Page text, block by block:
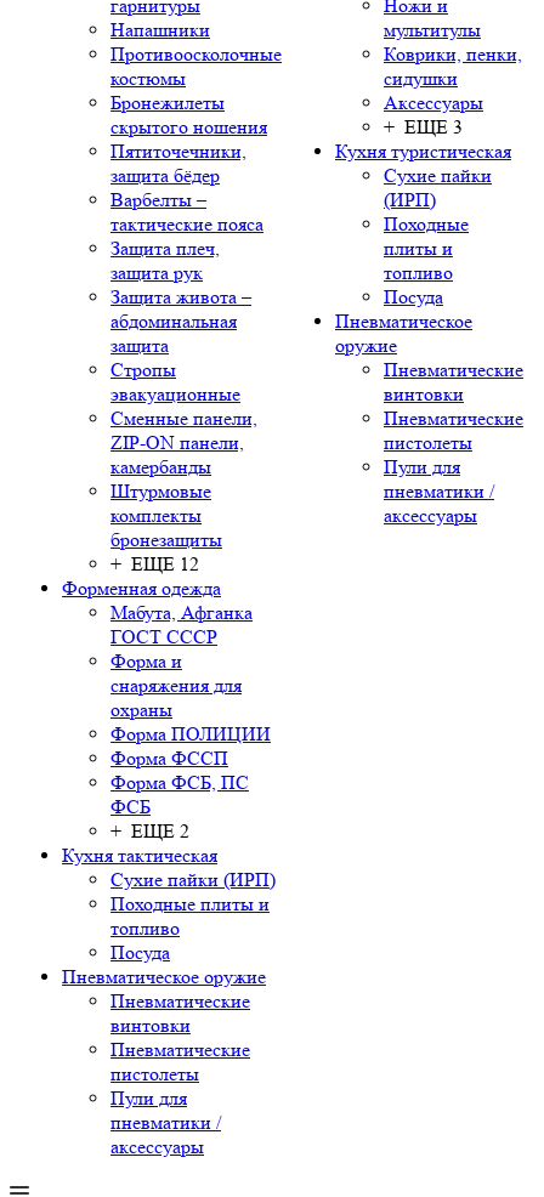
гарнитуры
Напашники
Противоосколочные
костюмы
Бронежилеты
скрытого ношения
Пятиточечники,
защита бёдер
Варбелты –
тактические пояса
Защита плеч,
защита рук
Защита живота –
абдоминальная
защита
Стропы
эвакуационные
Сменные панели,
ZIP-ON панели,
камербанды
Штурмовые
комплекты
бронезащиты
+ ЕЩЕ 12
Форменная одежда
Мабута, Афганка
ГОСТ СССР
Форма и
снаряжения для
охраны
Форма ПОЛИЦИИ
Форма ФССП
Форма ФСБ, ПС
ФСБ
+ ЕЩЕ 2
Кухня тактическая
Сухие пайки (ИРП)
Походные плиты и
топливо
Посуда
Пневматическое оружие
Пневматические
винтовки
Пневматические
пистолеты
Пули для
пневматики /
аксессуары
Ножи и
мультитулы
Коврики, пенки,
сидушки
Аксессуары
+ ЕЩЕ 3
Кухня туристическая
Сухие пайки
(ИРП)
Походные
плиты и
топливо
Посуда
Пневматическое
оружие
Пневматические
винтовки
Пневматические
пистолеты
Пули для
пневматики /
аксессуары